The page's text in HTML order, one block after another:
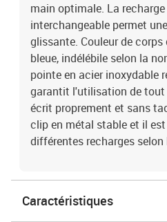
main optimale. La
interchangeable permet
glissante. Couleur de corps
bleue, indélébile selon la
pointe en acier inoxydable
garantit l'utilisation de tout
écrit proprement et sans
clip en métal stable et il
différentes recharges
Caractéristiques